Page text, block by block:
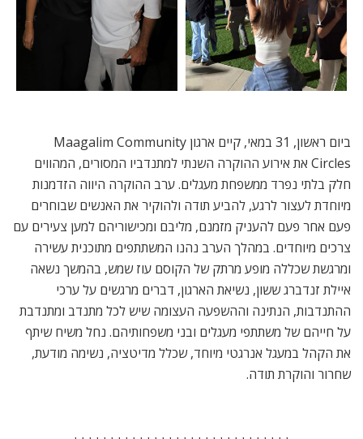
ביום ראשון, 31 במאי, קיים ארגון Maagalim Community
Circles את אירוע ההוקרה השנתי למתנדביו המסורים, המהווים
חלק בלתי נפרד ממשפחת מעגלים. ערב ההוקרה היווה הזדמנות
מיוחדת לעצור לרגע, להביע תודה ולהוקיר את האנשים שבוחרים
פעם אחר פעם להעניק מזמנם, מליבם ומכישוריהם למען צעירים עם
צרכים מיוחדים. במהלך הערב נהנו המשתתפים מתוכנית עשירה
ומרגשת שכללה מופע מרתק של הקוסם עוז שמש, בהמשך נשאה
איילת זנדברג ששון, נשיאת הארגון, דברים מרגשים על ערכי
ההתנדבות, הנתינה וההשפעה העצומה שיש לכל מתנדב ומתנדבת
על חייהם של משתתפי מעגלים ובני משפחותיהם. נחל משיח שיתף
את הקהל במעגל אנרגטי מיוחד, שכלל מדיטציה, נשימה מודעת,
שחרור והוקרת תודה.